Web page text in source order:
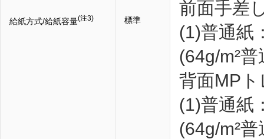
給紙方式/給紙容量(注3) 標準
前面手差
(1)普通紙
(64g/m²
背面MP
(1)普通紙
(64g/m²